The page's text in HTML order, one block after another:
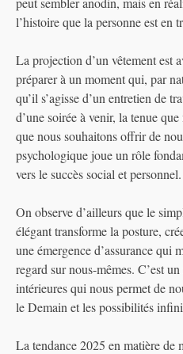
l’histoire que la personne est en
La projection d’un vêtement est
préparer à un moment qui, par
qu’il s’agisse d’un entretien de
d’une soirée à venir, la tenue
que nous souhaitons offrir de
psychologique joue un rôle
vers le succès social et personnel.
On observe d’ailleurs que le
élégant transforme la posture,
une émergence d’assurance qui
regard sur nous-mêmes. C’est
intérieures qui nous permet de
le Demain et les possibilités
La tendance 2025 en matière de